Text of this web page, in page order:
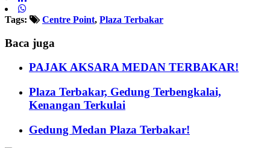
Tags: Centre Point, Plaza Terbakar
Baca juga
PAJAK AKSARA MEDAN TERBAKAR!
Plaza Terbakar, Gedung Terbengkalai,
Kenangan Terkulai
Gedung Medan Plaza Terbakar!